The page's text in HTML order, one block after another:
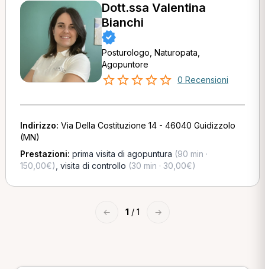
Dott.ssa Valentina
Bianchi
Posturologo, Naturopata,
Agopuntore
0 Recensioni
Indirizzo: Via Della Costituzione 14 - 46040 Guidizzolo
(MN)
Prestazioni: prima visita di agopuntura (90 min ·
150,00€) visita di controllo (30 min · 30,00€)
← 1 / 1 →